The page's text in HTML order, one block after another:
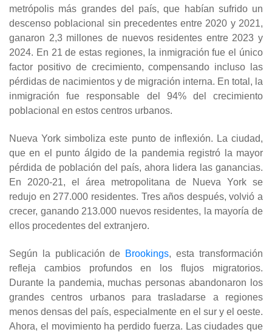
metrópolis más grandes del país, que habían sufrido un
descenso poblacional sin precedentes entre 2020 y 2021,
ganaron 2,3 millones de nuevos residentes entre 2023 y
2024. En 21 de estas regiones, la inmigración fue el único
factor positivo de crecimiento, compensando incluso las
pérdidas de nacimientos y de migración interna. En total, la
inmigración fue responsable del 94% del crecimiento
poblacional en estos centros urbanos.
Nueva York simboliza este punto de inflexión. La ciudad,
que en el punto álgido de la pandemia registró la mayor
pérdida de población del país, ahora lidera las ganancias.
En 2020-21, el área metropolitana de Nueva York se
redujo en 277.000 residentes. Tres años después, volvió a
crecer, ganando 213.000 nuevos residentes, la mayoría de
ellos procedentes del extranjero.
Según la publicación de Brookings, esta transformación
refleja cambios profundos en los flujos migratorios.
Durante la pandemia, muchas personas abandonaron los
grandes centros urbanos para trasladarse a regiones
menos densas del país, especialmente en el sur y el oeste.
Ahora, el movimiento ha perdido fuerza. Las ciudades que